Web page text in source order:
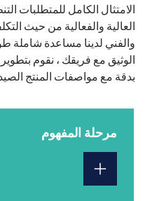
الامتثال الكامل للمتطلبات
العالية والفعالية من حيث
والفني لدينا مساعدة شاملة
الوثيق مع فريقك ، نقوم
بدقة مع مواصفات المنتج
مرحلة المفهوم